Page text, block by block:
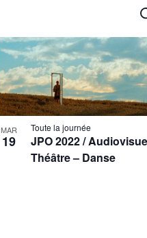
MAR
19
Toute la journée
JPO 2022 /
Théâtre – Danse